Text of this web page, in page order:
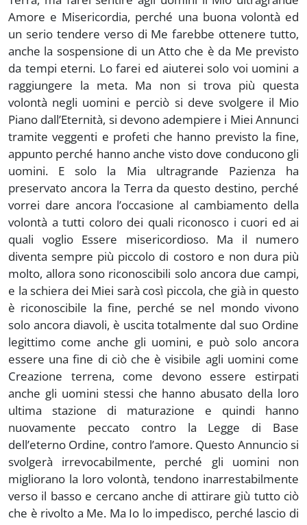
Amore e Misericordia, perché una buona volontà ed
un serio tendere verso di Me farebbe ottenere tutto,
anche la sospensione di un Atto che è da Me previsto
da tempi eterni. Lo farei ed aiuterei solo voi uomini a
raggiungere la meta. Ma non si trova più questa
volontà negli uomini e perciò si deve svolgere il Mio
Piano dall’Eternità, si devono adempiere i Miei Annunci
tramite veggenti e profeti che hanno previsto la fine,
appunto perché hanno anche visto dove conducono gli
uomini. E solo la Mia ultragrande Pazienza ha
preservato ancora la Terra da questo destino, perché
vorrei dare ancora l’occasione al cambiamento della
volontà a tutti coloro dei quali riconosco i cuori ed ai
quali voglio Essere misericordioso. Ma il numero
diventa sempre più piccolo di costoro e non dura più
molto, allora sono riconoscibili solo ancora due campi,
e la schiera dei Miei sarà così piccola, che già in questo
è riconoscibile la fine, perché se nel mondo vivono
solo ancora diavoli, è uscita totalmente dal suo Ordine
legittimo come anche gli uomini, e può solo ancora
essere una fine di ciò che è visibile agli uomini come
Creazione terrena, come devono essere estirpati
anche gli uomini stessi che hanno abusato della loro
ultima stazione di maturazione e quindi hanno
nuovamente peccato contro la Legge di Base
dell’eterno Ordine, contro l’amore. Questo Annuncio si
svolgerà irrevocabilmente, perché gli uomini non
migliorano la loro volontà, tendono inarrestabilmente
verso il basso e cercano anche di attirare giù tutto ciò
che è rivolto a Me. Ma Io lo impedisco, perché lascio di